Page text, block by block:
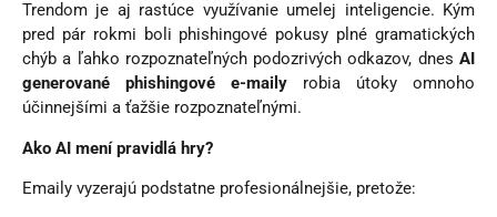
Trendom je aj rastúce využívanie umelej inteligencie. Kým
pred pár rokmi boli phishingové pokusy plné gramatických
chýb a ľahko rozpoznateľných podozrivých odkazov, dnes AI
generované phishingové e-maily robia útoky omnoho
účinnejšími a ťažšie rozpoznateľnými.
Ako AI mení pravidlá hry?
Emaily vyzerajú podstatne profesionálnejšie, pretože: